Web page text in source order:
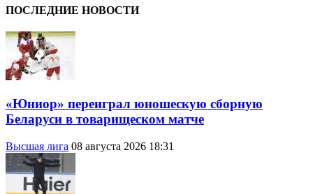
ПОСЛЕДНИЕ НОВОСТИ
«Юниор» переиграл юношескую сборную
Беларуси в товарищеском матче
Высшая лига 08 августа 2026 18:31